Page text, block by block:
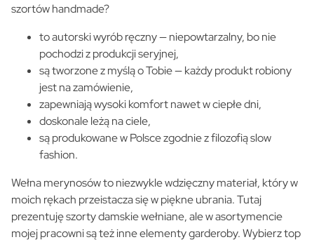
szortów handmade?
to autorski wyrób ręczny — niepowtarzalny, bo nie
pochodzi z produkcji seryjnej,
są tworzone z myślą o Tobie — każdy produkt robiony
jest na zamówienie,
zapewniają wysoki komfort nawet w ciepłe dni,
doskonale leżą na ciele,
są produkowane w Polsce zgodnie z filozofią slow
fashion.
Wełna merynosów to niezwykle wdzięczny materiał, który w
moich rękach przeistacza się w piękne ubrania. Tutaj
prezentuję szorty damskie wełniane, ale w asortymencie
mojej pracowni są też inne elementy garderoby. Wybierz top